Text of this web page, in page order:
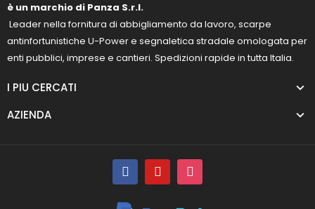
è un marchio di Panza S.r.l.
Leader nella fornitura di abbigliamento da lavoro, scarpe
antinfortunistiche U-Power e segnaletica stradale omologata per
enti pubblici, imprese e cantieri. Spedizioni rapide in tutta Italia.
I PIU CERCATI
AZIENDA